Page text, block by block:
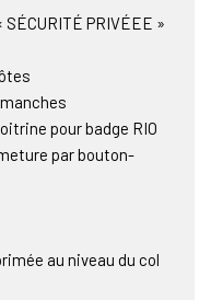
PRIVÉEE »
pour badge RIO
par bouton-
au niveau du col